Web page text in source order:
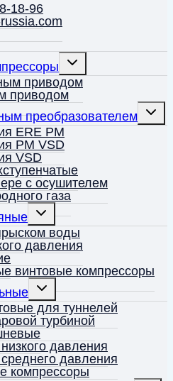
18-96
Переключить
дочернее
меню
приводом
приводом
преобразователем
меню
ERE PM
PM VSD
VSD
с осушителем
газа
Переключить
дочернее
менюводы
давления
винтовые компрессоры
Переключить
дочернее
меню
для туннелей
турбиной
давления
давления
компрессоры